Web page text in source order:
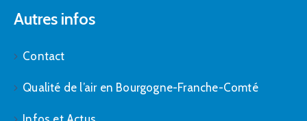
Autres infos
Contact
Qualité de l’air en Bourgogne-Franche-Comté